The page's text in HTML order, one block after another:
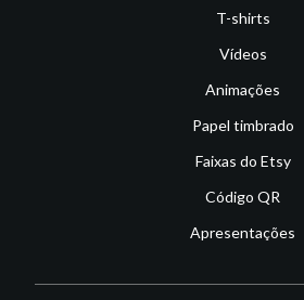
T-shirts
Vídeos
Animações
Papel timbrado
Faixas do Etsy
Código QR
Apresentações